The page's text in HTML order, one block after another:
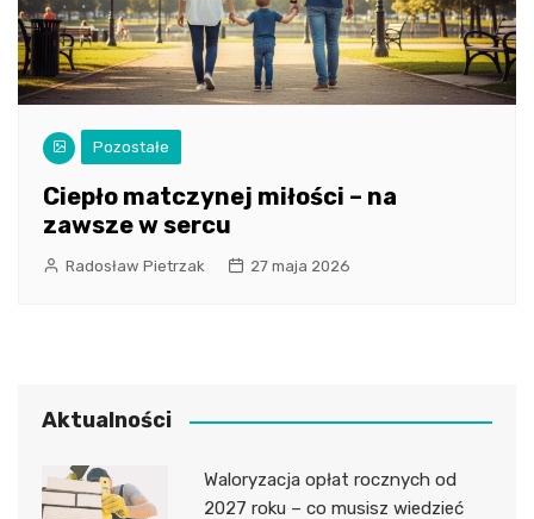
Pozostałe
Ciepło matczynej miłości – na
zawsze w sercu
Radosław Pietrzak 27 maja 2026
Aktualności
Waloryzacja opłat rocznych od
2027 roku – co musisz wiedzieć